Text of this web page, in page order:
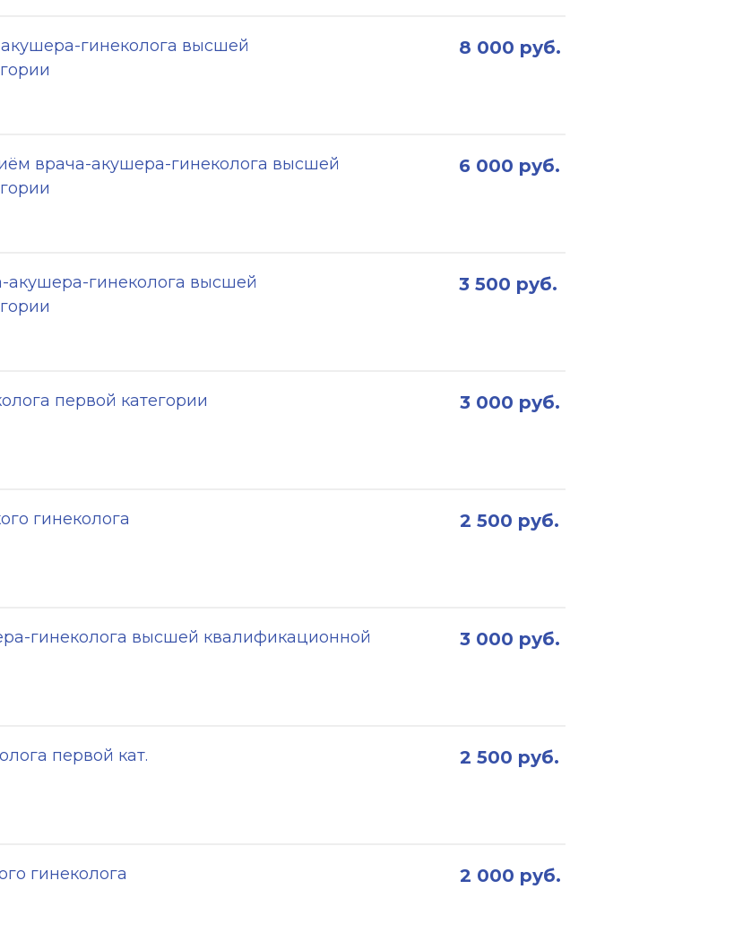
8 000 руб.
гинеколога высшей
6 000 руб.
врача-акушера-гинеколога высшей
3 500 руб.
гинеколога высшей
3 000 руб.
первой категории
2 500 руб.
гинеколога
3 000 руб.
гинеколога высшей квалификационной
2 500 руб.
первой кат.
2 000 руб.
гинеколога